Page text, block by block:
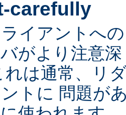
carefully
イアントへ
がより注意
れは通常、リ
トに 問題が